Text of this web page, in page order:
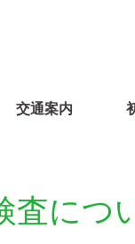
交通案内
査につ